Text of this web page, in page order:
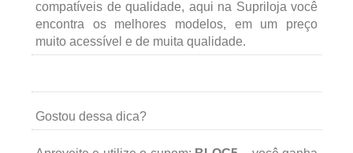
compatíveis de qualidade, aqui na Supriloja você
encontra os melhores modelos, em um preço
muito acessível e de muita qualidade.
Gostou dessa dica?